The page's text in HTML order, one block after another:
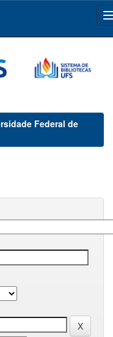
Federal de